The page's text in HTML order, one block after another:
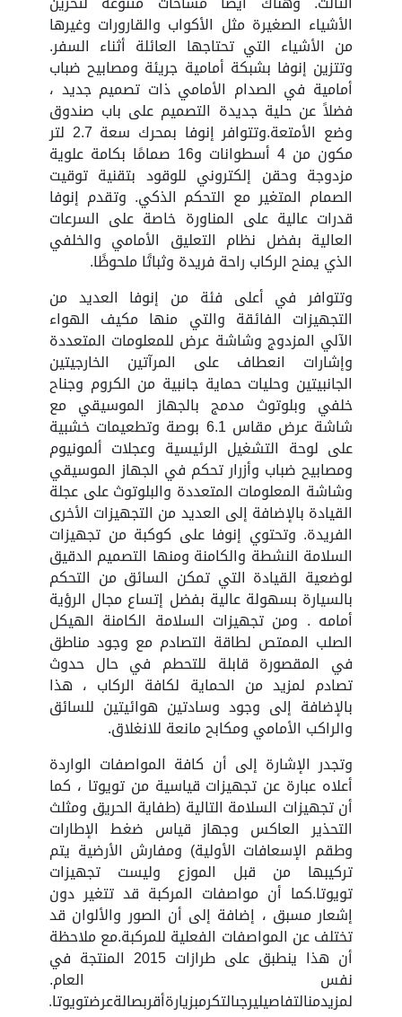
الأشياء الصغيرة مثل الأكواب والقارورات وغيرها
من الأشياء التي تحتاجها العائلة أثناء السفر.
وتتزين إنوفا بشبكة أمامية جريئة ومصابيح ضباب
أمامية في الصدام الأمامي ذات تصميم جديد ،
فضلاً عن حلية جديدة التصميم على باب صندوق
وضع الأمتعة.وتتوافر إنوفا بمحرك سعة 2.7 لتر
مكون من 4 أسطوانات و16 صمامًا بكامة علوية
مزدوجة وحقن إلكتروني للوقود بتقنية توقيت
الصمام المتغير مع التحكم الذكي. وتقدم إنوفا
قدرات عالية على المناورة خاصة على السرعات
العالية بفضل نظام التعليق الأمامي والخلفي
الذي يمنح الركاب راحة فريدة وثباتًا ملحوظًا.
وتتوافر في أعلى فئة من إنوفا العديد من
التجهيزات الفائقة والتي منها مكيف الهواء
الآلي المزدوج وشاشة عرض للمعلومات المتعددة
وإشارات انعطاف على المرآتين الخارجيتين
الجانبيتين وحليات حماية جانبية من الكروم وجناح
خلفي وبلوتوث مدمج بالجهاز الموسيقي مع
شاشة عرض مقاس 6.1 بوصة وتطعيمات خشبية
على لوحة التشغيل الرئيسية وعجلات ألمونيوم
ومصابيح ضباب وأزرار تحكم في الجهاز الموسيقي
وشاشة المعلومات المتعددة والبلوتوث على عجلة
القيادة بالإضافة إلى العديد من التجهيزات الأخرى
الفريدة. وتحتوي إنوفا على كوكبة من تجهيزات
السلامة النشطة والكامنة ومنها التصميم الدقيق
لوضعية القيادة التي تمكن السائق من التحكم
بالسيارة بسهولة عالية بفضل إتساع مجال الرؤية
أمامه . ومن تجهيزات السلامة الكامنة الهيكل
الصلب الممتص لطاقة التصادم مع وجود مناطق
في المقصورة قابلة للتحطم في حال حدوث
تصادم لمزيد من الحماية لكافة الركاب ، هذا
بالإضافة إلى وجود وسادتين هوائيتين للسائق
والراكب الأمامي ومكابح مانعة للانغلاق.
وتجدر الإشارة إلى أن كافة المواصفات الواردة
أعلاه عبارة عن تجهيزات قياسية من تويوتا ، كما
أن تجهيزات السلامة التالية (طفاية الحريق ومثلث
التحذير العاكس وجهاز قياس ضغط الإطارات
وطقم الإسعافات الأولية) ومفارش الأرضية يتم
تركيبها من قبل الموزع وليست تجهيزات
تويوتا.كما أن مواصفات المركبة قد تتغير دون
إشعار مسبق ، إضافة إلى أن الصور والألوان قد
تختلف عن المواصفات الفعلية للمركبة.مع ملاحظة
أن هذا ينطبق على طرازات 2015 المنتجة في
نفس العام.
لمزيدمنالتفاصيليرجىالتكرمبزيارةأقربصالةعرضتويوتا.